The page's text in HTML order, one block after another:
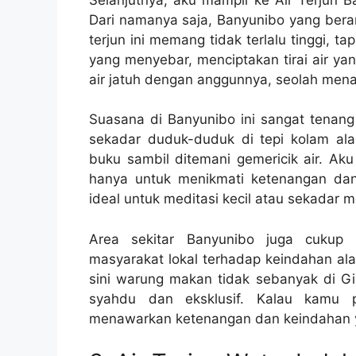
Dari namanya saja, Banyunibo yang
terjun ini memang tidak terlalu tinggi,
yang menyebar, menciptakan tirai air
air jatuh dengan anggunnya, seolah
Suasana di Banyunibo ini sangat
sekadar duduk-duduk di tepi kolam
buku sambil ditemani gemericik air.
hanya untuk menikmati ketenangan
ideal untuk meditasi kecil atau sekadar
Area sekitar Banyunibo juga cukup
masyarakat lokal terhadap keindahan
sini warung makan tidak sebanyak di
syahdu dan eksklusif. Kalau kamu
menawarkan ketenangan dan